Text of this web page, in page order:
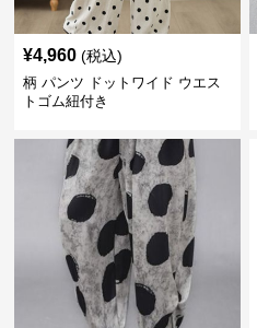
¥4,960 (税込)
柄 パンツ ドットワイド ウエス
トゴム紐付き